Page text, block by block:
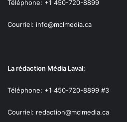
Téléphone: +1 450-720-8899
Courriel: info@mclmedia.ca
La rédaction Média Laval:
Téléphone: +1 450-720-8899 #3
Courriel: redaction@mclmedia.ca